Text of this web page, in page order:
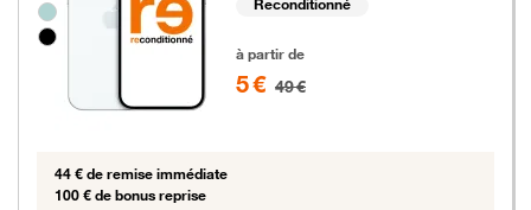
Groupe de couleurs disponibles non sélectionnables
Reconditionné
à partir de
5 € 49 €
44 € de remise immédiate
100 € de bonus reprise